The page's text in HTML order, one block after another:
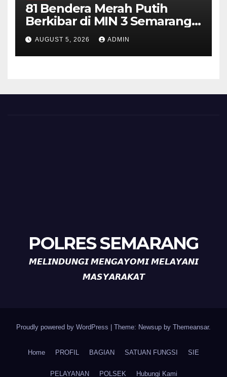
81 Bendera Merah Putih
Berkibar di MIN 3 Semarang,
Bhabinkamtibmas Desa
Timpik Hadiri Peringatan
HUT ke-81 Kemerdekaan RI
AUGUST 5, 2026 ADMIN
POLRES SEMARANG
𝙈𝙀𝙇𝙄𝙉𝘿𝙐𝙉𝙂𝙄 𝙈𝙀𝙉𝙂𝘼𝙔𝙊𝙈𝙄 𝙈𝙀𝙇𝘼𝙔𝘼𝙉𝙄
𝙈𝘼𝙎𝙔𝘼𝙍𝘼𝙆𝘼𝙏
Proudly powered by WordPress Theme: Newsup by Themeansar.
Home PROFIL BAGIAN SATUAN FUNGSI SIE
PELAYANAN POLSEK Hubungi Kami